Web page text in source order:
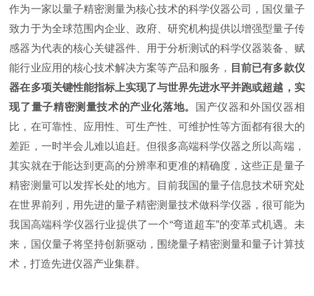
作为一家以量子精密测量为核心技术的科学仪器公司，国仪量子
致力于为全球范围内企业、政府、研究机构提供以增强型量子传
感器为代表的核心关键器件、用于分析测试的科学仪器装备、赋
能行业应用的核心技术解决方案等产品和服务， 目前已有多款仪
器在多项关键性能指标上实现了与世界先进水平并跑或超越 ，实
现了量子精密测量技术的产业化落地。 国产仪器和外国仪器相
比，在可靠性、应用性、可生产性、可维护性等方面都有很大的
差距，一时半会儿难以追赶。但很多高端科学仪器之所以高端，
其实就在于能达到更高的分辨率和更准的精确度，这些正是量子
精密测量可以发挥长处的地方。目前我国的量子信息技术研究处
在世界前列，用先进的量子精密测量技术做科学仪器，很可能为
我国高端科学仪器行业提供了一个“弯道超车”的变革式机遇。未
来，国仪量子将坚持创新驱动，围绕量子精密测量和量子计算技
术，打造先进仪器产业集群。